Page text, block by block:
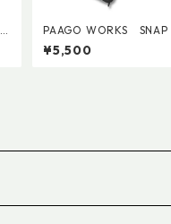
PAAGO WORKS SNAP
¥5,500